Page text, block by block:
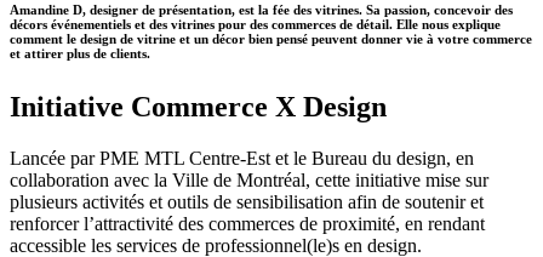
Amandine D, designer de présentation, est la fée des vitrines. Sa passion, concevoir des
décors événementiels et des vitrines pour des commerces de détail. Elle nous explique
comment le design de vitrine et un décor bien pensé peuvent donner vie à votre commerce
et attirer plus de clients.
Initiative Commerce X Design
Lancée par PME MTL Centre-Est et le Bureau du design, en
collaboration avec la Ville de Montréal, cette initiative mise sur
plusieurs activités et outils de sensibilisation afin de soutenir et
renforcer l’attractivité des commerces de proximité, en rendant
accessible les services de professionnel(le)s en design.